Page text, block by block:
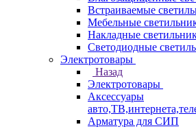
Встраиваемые
Мебельные
Накладные
Светодиодные
Электротовары
Назад
Электротовары
Аксессуары
Арматура для СИП